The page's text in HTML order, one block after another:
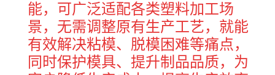
能，可广泛适配各类塑料加工场
景，无需调整原有生产工艺，就能
有效解决粘模、脱模困难等痛点，
同时保护模具、提升制品品质，为